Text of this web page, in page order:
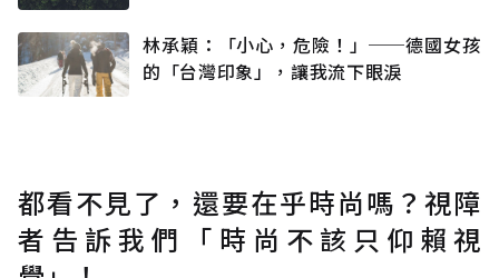
林承穎：「小心，危險！」──德國女孩
的「台灣印象」，讓我流下眼淚
都看不見了，還要在乎時尚嗎？視障
者告訴我們「時尚不該只仰賴視